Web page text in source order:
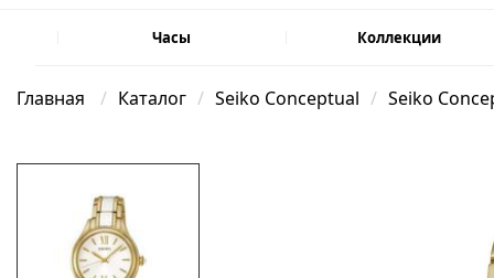
Часы Коллекции
Главная Каталог Seiko Conceptual Seiko